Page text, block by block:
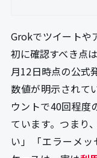
Grokでツイートや
初に確認すべき点
月12日時点の公式
数値が明示されて
ウントで40回程度
ています。つまり
い」「エラーメ